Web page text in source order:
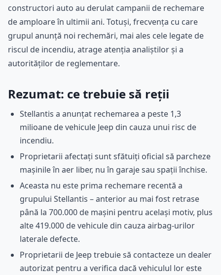
constructori auto au derulat campanii de rechemare
de amploare în ultimii ani. Totuși, frecvența cu care
grupul anunță noi rechemări, mai ales cele legate de
riscul de incendiu, atrage atenția analiștilor și a
autorităților de reglementare.
Rezumat: ce trebuie să reții
Stellantis a anunțat rechemarea a peste 1,3
milioane de vehicule Jeep din cauza unui risc de
incendiu.
Proprietarii afectați sunt sfătuiți oficial să parcheze
mașinile în aer liber, nu în garaje sau spații închise.
Aceasta nu este prima rechemare recentă a
grupului Stellantis – anterior au mai fost retrase
până la 700.000 de mașini pentru același motiv, plus
alte 419.000 de vehicule din cauza airbag-urilor
laterale defecte.
Proprietarii de Jeep trebuie să contacteze un dealer
autorizat pentru a verifica dacă vehiculul lor este